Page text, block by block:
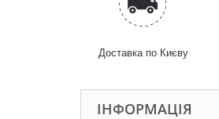
Доставка по Києву
ІНФОРМАЦІЯ